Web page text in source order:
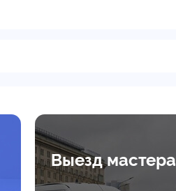
Выезд мастера